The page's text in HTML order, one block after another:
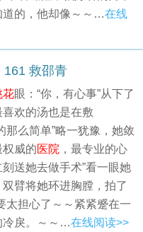
道的，他却像～～…在线
161 救邵青
花眼：“你，有心事”从下了
欢的汤也是在敷
么简单”略一犹豫，她敛
威的医院 ，最专业的心
送她去做手术”看一眼她
臂将她环进胸膛，拍了
太担心了～～紧紧蹙在一
冷戾。～～…在线阅读>>